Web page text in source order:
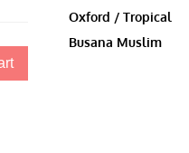
Oxford / Tropical
Busana Muslim